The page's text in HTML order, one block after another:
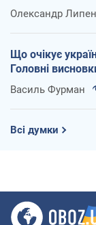
Олександр
Що очікує
Головні
Василь Фурман
Всі думки